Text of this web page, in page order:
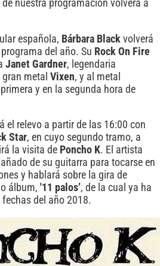
nuestra programación volverá a
española, Bárbara Black volverá
del año. Su Rock On Fire
Janet Gardner, legendaria
metal Vixen, y al metal
y en la segunda hora de
el relevo a partir de las 16:00 con
Star, en cuyo segundo tramo, a
la visita de Poncho K. El artista
de su guitarra para tocarse en
y hablará sobre la gira de
álbum, '11 palos’, de la cual ya ha
del año 2018.